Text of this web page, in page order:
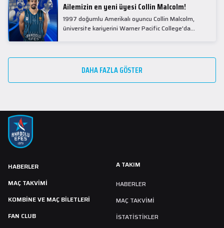
Ailemizin en yeni üyesi Collin Malcolm!
1997 doğumlu Amerikalı oyuncu Collin Malcolm,
üniversite kariyerini Warner Pacific College'da
DAHA FAZLA GÖSTER
HABERLER
MAÇ TAKVIMI
KOMBİNE VE MAÇ BİLETLERİ
FAN CLUB
A TAKIM
HABERLER
MAÇ TAKVIMI
İSTATİSTİKLER